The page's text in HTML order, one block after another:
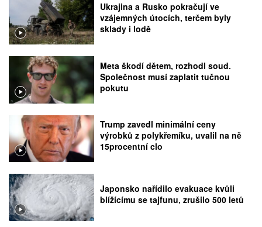
Ukrajina a Rusko pokračují ve
vzájemných útocích, terčem byly
sklady i lodě
Meta škodí dětem, rozhodl soud.
Společnost musí zaplatit tučnou
pokutu
Trump zavedl minimální ceny
výrobků z polykřemíku, uvalil na ně
15procentní clo
Japonsko nařídilo evakuace kvůli
blížícímu se tajfunu, zrušilo 500 letů